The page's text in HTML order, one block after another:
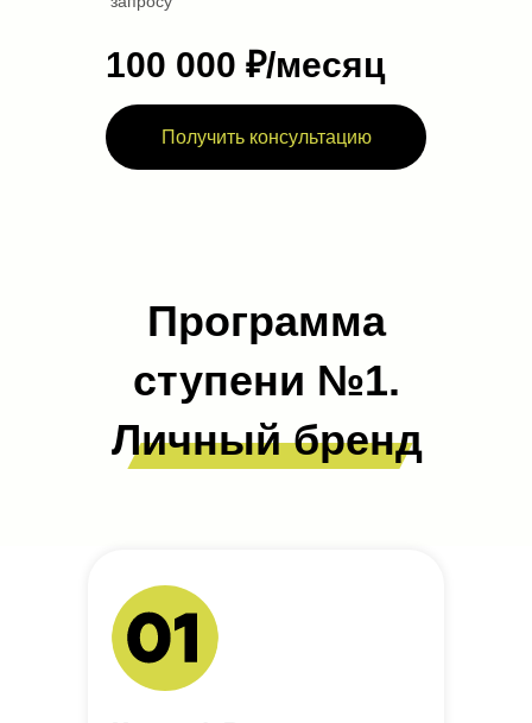
100 000 ₽/месяц
Получить консультацию
Программа
ступени №1.
Личный бренд